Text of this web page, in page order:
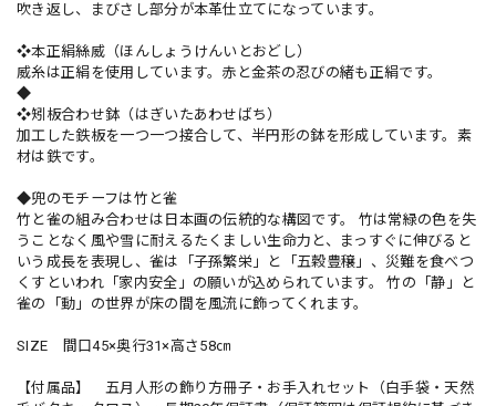
吹き返し、まびさし部分が本革仕立てになっています。
❖本正絹絲威（ほんしょうけんいとおどし）
威糸は正絹を使用しています。赤と金茶の忍びの緒も正絹です。
◆
❖矧板合わせ鉢（はぎいたあわせばち）
加工した鉄板を一つ一つ接合して、半円形の鉢を形成しています。素
材は鉄です。
◆兜のモチーフは竹と雀
竹と雀の組み合わせは日本画の伝統的な構図です。 竹は常緑の色を失
うことなく風や雪に耐えるたくましい生命力と、まっすぐに伸びると
いう成長を表現し、雀は「子孫繁栄」と「五穀豊穣」、災難を食べつ
くすといわれ「家内安全」の願いが込められています。 竹の「静」と
雀の「動」の世界が床の間を風流に飾ってくれます。
SIZE 間口45×奥行31×高さ58㎝
【付属品】 五月人形の飾り方冊子・お手入れセット（白手袋・天然